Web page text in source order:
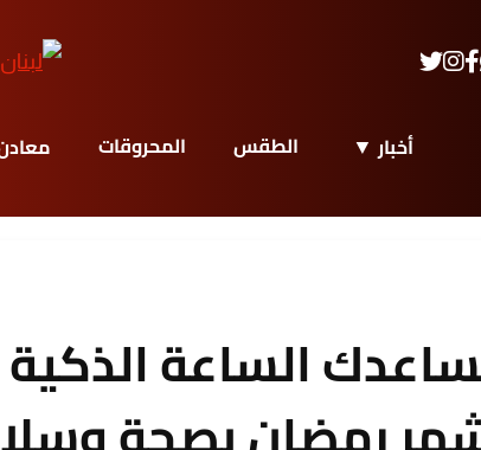
أخبار الطقس المحروقات
الساعة